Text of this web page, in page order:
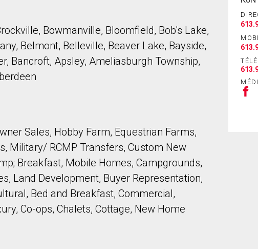
vous consentez à nos conditions d'utilisation et vous nous fournissez
Bowmanville, Bloomfield, Bob's Lake,
Belmont, Belleville, Beaver Lake, Bayside,
Bancroft, Apsley, Ameliasburgh Township,
Sales, Hobby Farm, Equestrian Farms,
Military/ RCMP Transfers, Custom New
Breakfast, Mobile Homes, Campgrounds,
Land Development, Buyer Representation,
Bed and Breakfast, Commercial,
Co-ops, Chalets, Cottage, New Home